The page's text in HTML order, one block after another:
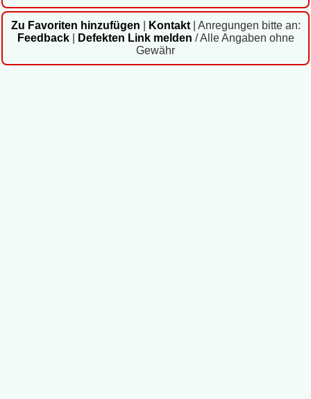
Zu Favoriten hinzufügen Kontakt| Anregungen bitte an:
Feedback| Defekten Link melden / Alle Angaben ohne
Gewähr